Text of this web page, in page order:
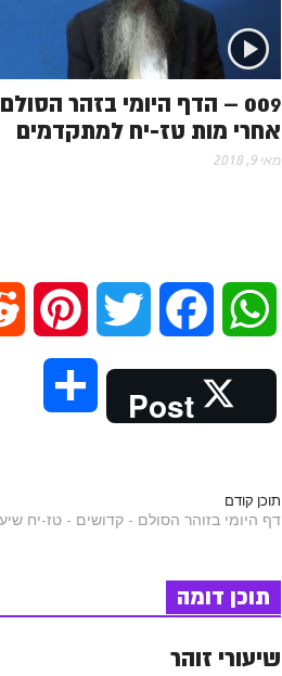
009 – הדף היומי בזהר
אחרי מות טז-יח למתקדמים
מאי 9, 2018
s
A
c
b
w
i
t
e
Post
תוכן קודם
דף היומי בזוהר הסולם - קדושים - טז-יח
תוכן דומה
שיעורי זוהר